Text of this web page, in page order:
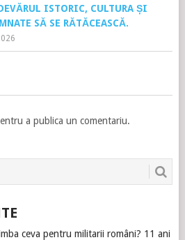
ISTORIC, CULTURA ȘI
SĂ SE RĂTĂCEASCĂ.
a publica un comentariu.
ceva pentru militarii români? 11 ani